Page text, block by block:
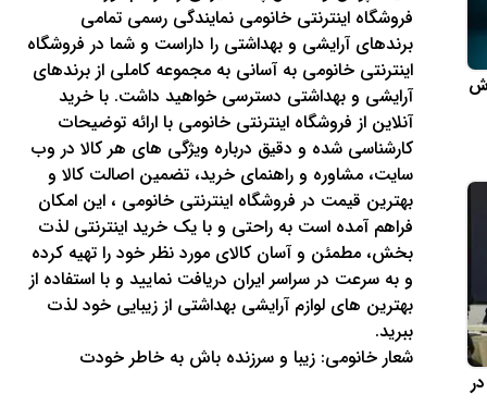
فروشگاه اینترنتی خانومی نمایندگی رسمی تمامی
برندهای آرایشی و بهداشتی را داراست و شما در فروشگاه
اینترنتی خانومی به آسانی به مجموعه کاملی از برندهای
آرایشی و بهداشتی دسترسی خواهید داشت. با خرید
آنلاین از فروشگاه اینترنتی خانومی با ارائه توضیحات
کارشناسی شده و دقیق درباره ویژگی های هر کالا در وب
سایت، مشاوره و راهنمای خرید، تضمین اصالت کالا و
بهترین قیمت در فروشگاه اینترنتی خانومی ، این امکان
فراهم آمده است به راحتی و با یک خرید اینترنتی لذت
بخش، مطمئن و آسان کالای مورد نظر خود را تهیه کرده
و به سرعت در سراسر ایران دریافت نمایید و با استفاده از
بهترین های لوازم آرایشی بهداشتی از زیبایی خود لذت
ببرید.
شعار خانومی: زیبا و سرزنده باش به خاطر خودت